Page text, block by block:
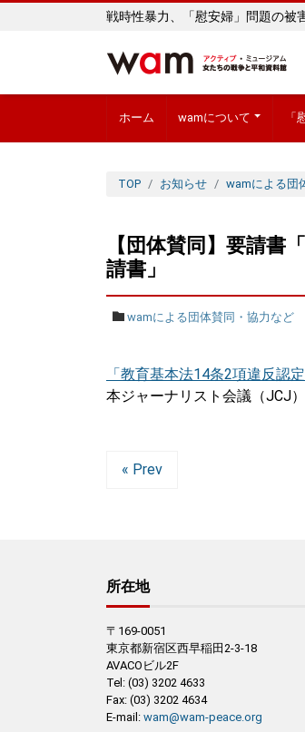
戦時性暴力、「慰安婦」問題の被
ホーム wamについて 「
TOP お知らせ wamによる団
【団体賛同】要請
請書」
wamによる団体賛同・協力など
「教育基本法14条2項違反認
本ジャーナリスト会議（JCJ
« Prev
所在地
〒169-0051
東京都新宿区西早稲田2-3-18
AVACOビル2F
Tel: (03) 3202 4633
Fax: (03) 3202 4634
E-mail: wam@wam-peace.org